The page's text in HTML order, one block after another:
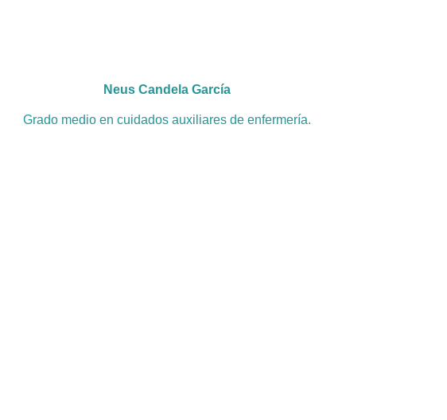
Neus Candela García
Grado medio en cuidados auxiliares de enfermería.